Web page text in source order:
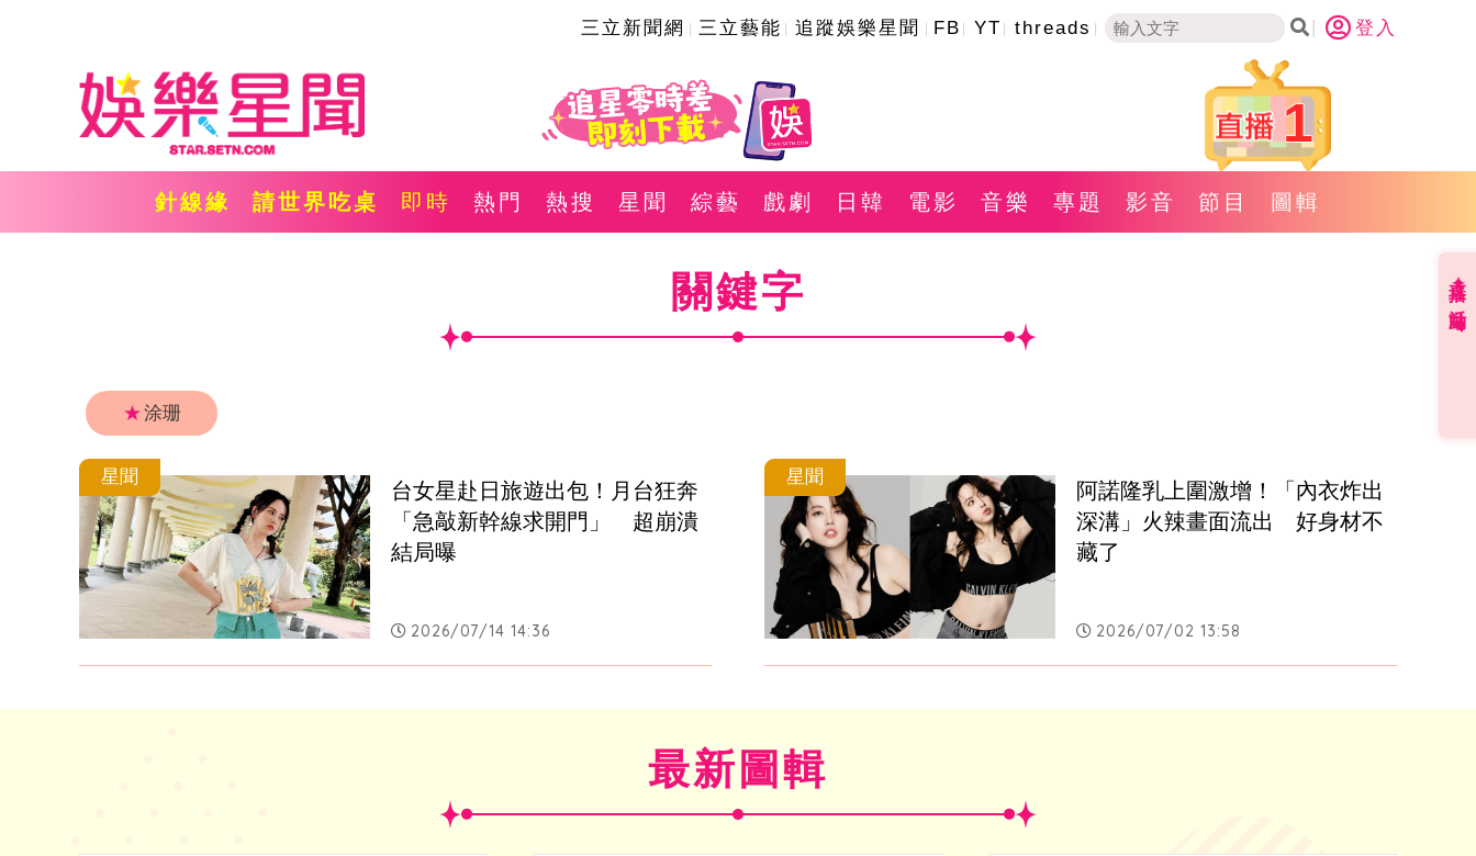
三立新聞網 三立藝能 追蹤娛樂星聞 FB YT threads 登入
1
針線緣 請世界吃桌 即時 熱門 熱搜 星聞 綜藝 戲劇 日韓 電影 音樂 專題 影音 節目 圖輯
關鍵字
★涂珊
星聞
台女星赴日旅遊出包！月台狂奔
「急敲新幹線求開門」　超崩潰
結局曝
2026/07/14 14:36
星聞
阿諾隆乳上圍激增！「內衣炸出
深溝」火辣畫面流出　好身材不
藏了
2026/07/02 13:58
最新圖輯
直播✦活動